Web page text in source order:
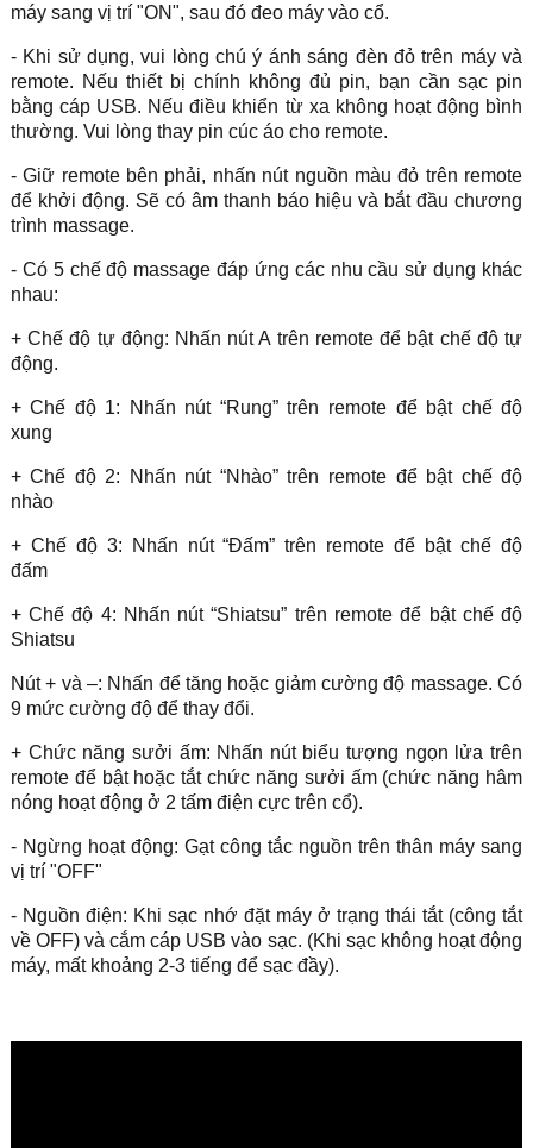
máy sang vị trí "ON", sau đó đeo máy vào cổ.
- Khi sử dụng, vui lòng chú ý ánh sáng đèn đỏ trên máy và
remote. Nếu thiết bị chính không đủ pin, bạn cần sạc pin
bằng cáp USB. Nếu điều khiển từ xa không hoạt động bình
thường. Vui lòng thay pin cúc áo cho remote.
- Giữ remote bên phải, nhấn nút nguồn màu đỏ trên remote
để khởi động. Sẽ có âm thanh báo hiệu và bắt đầu chương
trình massage.
- Có 5 chế độ massage đáp ứng các nhu cầu sử dụng khác
nhau:
+ Chế độ tự động: Nhấn nút A trên remote để bật chế độ tự
động.
+ Chế độ 1: Nhấn nút “Rung” trên remote để bật chế độ
xung
+ Chế độ 2: Nhấn nút “Nhào” trên remote để bật chế độ
nhào
+ Chế độ 3: Nhấn nút “Đấm” trên remote để bật chế độ
đấm
+ Chế độ 4: Nhấn nút “Shiatsu” trên remote để bật chế độ
Shiatsu
Nút + và –: Nhấn để tăng hoặc giảm cường độ massage. Có
9 mức cường độ để thay đổi.
+ Chức năng sưởi ấm: Nhấn nút biểu tượng ngọn lửa trên
remote để bật hoặc tắt chức năng sưởi ấm (chức năng hâm
nóng hoạt động ở 2 tấm điện cực trên cổ).
- Ngừng hoạt động: Gạt công tắc nguồn trên thân máy sang
vị trí "OFF"
- Nguồn điện: Khi sạc nhớ đặt máy ở trạng thái tắt (công tắt
về OFF) và cắm cáp USB vào sạc. (Khi sạc không hoạt động
máy, mất khoảng 2-3 tiếng để sạc đầy).